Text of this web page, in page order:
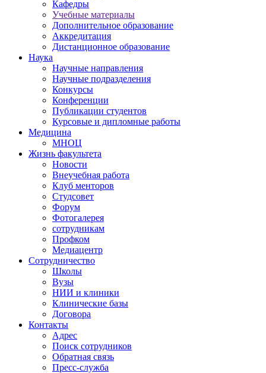
Кафедры
Учебные материалы
Дополнительное образование
Аккредитация
Дистанционное образование
Наука
Научные направления
Научные подразделения
Конкурсы
Конференции
Публикации студентов
Курсовые и дипломные работы
Медицина
МНОЦ
Жизнь факультета
Новости
Внеучебная работа
Клуб менторов
Студсовет
Форум
Фотогалерея
сотрудникам
Профком
Медиацентр
Сотрудничество
Школы
Вузы
НИИ и клиники
Клинические базы
Договора
Контакты
Адрес
Поиск сотрудников
Обратная связь
Пресс-служба